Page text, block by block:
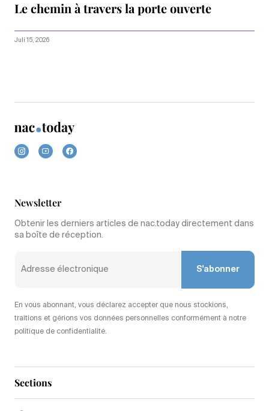
Le chemin à travers la porte ouverte
Juli 15, 2026
Sections
Newsletter
Obtenir les derniers articles de nac.today directement dans
sa boîte de réception.
S'abonner
En vous abonnant, vous déclarez accepter que nous stockions,
traitions et gérions vos données personnelles conformément à notre
politique de confidentialité.